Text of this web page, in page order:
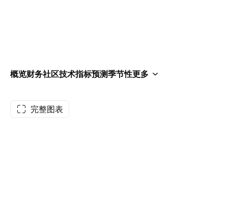
概览财务社区技术指标预测季节性更多
完整图表